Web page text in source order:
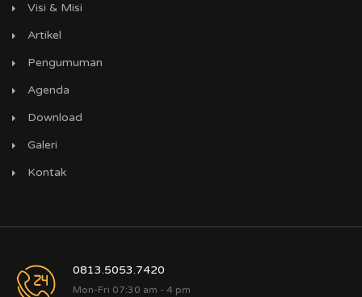
Visi & Misi
Artikel
Pengumuman
Agenda
Download
Galeri
Kontak
0813.5053.7420
Mon-Fri 07:30 am - 4 pm